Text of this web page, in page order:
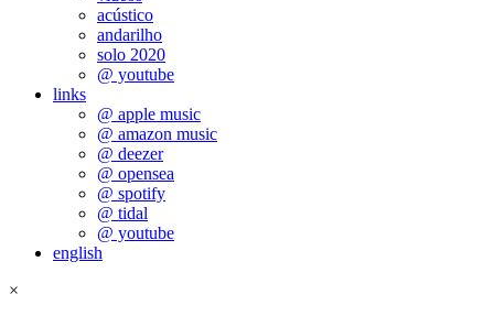
acústico
andarilho
solo 2020
@ youtube
links
@ apple music
@ amazon music
@ deezer
@ opensea
@ spotify
@ tidal
@ youtube
english
×